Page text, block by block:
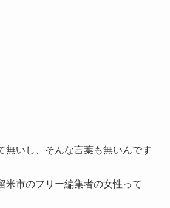
無いし、そんな言葉も無いんです
米市のフリー編集者の女性って